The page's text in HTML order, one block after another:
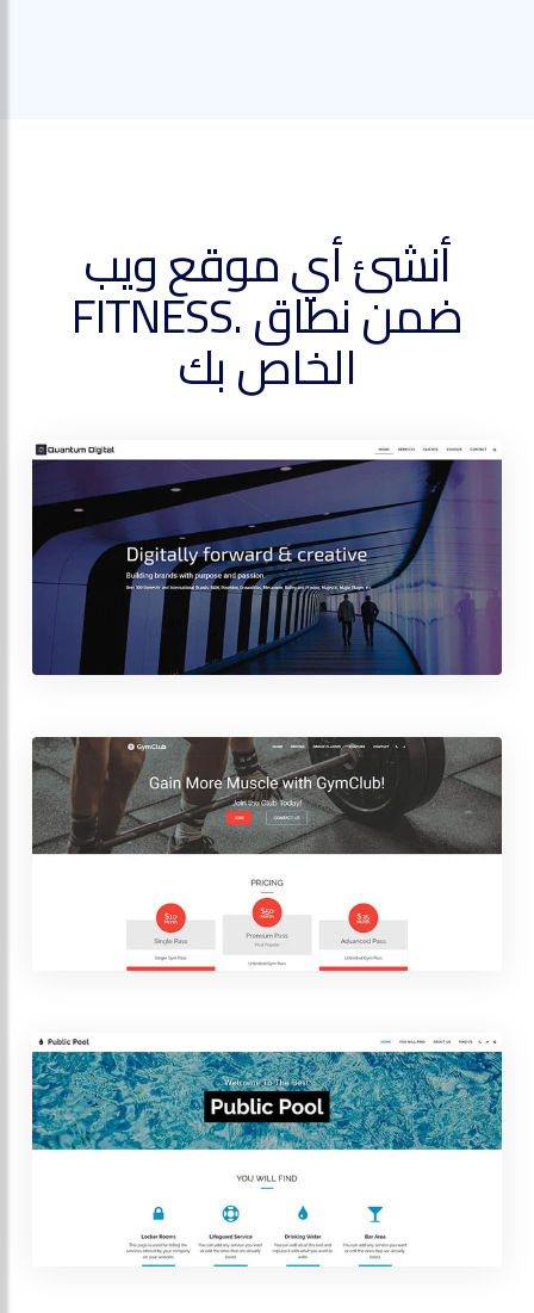
أنشئ أي موقع ويب
ضمن نطاق .FITNESS
الخاص بك